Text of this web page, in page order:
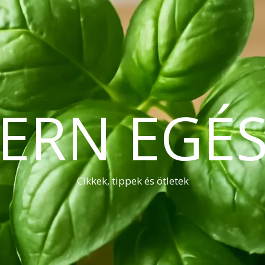
Cikkek, tippek és ötletek